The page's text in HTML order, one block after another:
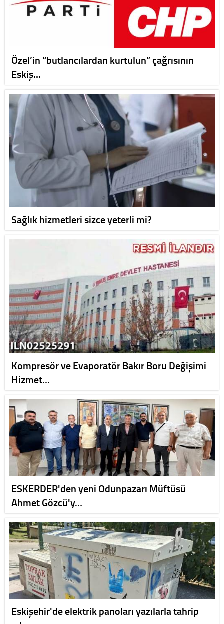
Özel’in “butlancılardan kurtulun” çağrısının
Eskiş…
Sağlık hizmetleri sizce yeterli mi?
Kompresör ve Evaporatör Bakır Boru Değişimi
Hizmet…
ESKERDER'den yeni Odunpazarı Müftüsü
Ahmet Gözcü'y…
Eskişehir'de elektrik panoları yazılarla tahrip